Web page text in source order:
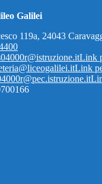
Galilei
119a, 24043
Link
Link